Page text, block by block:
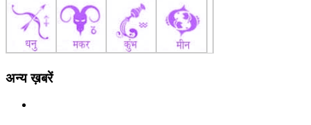
अन्य ख़बरें